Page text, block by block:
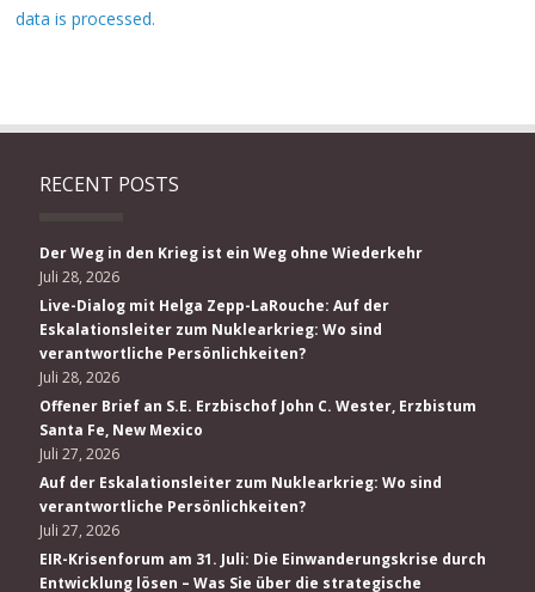
data is processed.
RECENT POSTS
Der Weg in den Krieg ist ein Weg ohne Wiederkehr
Juli 28, 2026
Live-Dialog mit Helga Zepp-LaRouche: Auf der
Eskalationsleiter zum Nuklearkrieg: Wo sind
verantwortliche Persönlichkeiten?
Juli 28, 2026
Offener Brief an S.E. Erzbischof John C. Wester, Erzbistum
Santa Fe, New Mexico
Juli 27, 2026
Auf der Eskalationsleiter zum Nuklearkrieg: Wo sind
verantwortliche Persönlichkeiten?
Juli 27, 2026
EIR-Krisenforum am 31. Juli: Die Einwanderungskrise durch
Entwicklung lösen – Was Sie über die strategische